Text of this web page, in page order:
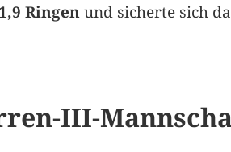
Ringenund sicherte sich
III-